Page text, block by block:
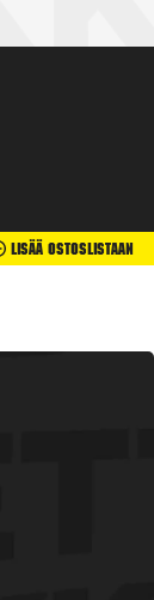
Lisää Ostoslistaan